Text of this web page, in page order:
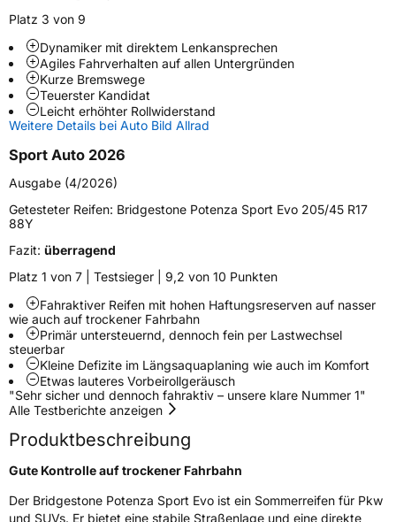
Weitere Eigenschaften
SchlauchtypTL
ZustandNeureifen
VerstärktXL
Elektro
EU Label
EffizienzD
NasshaftungA
Rollgeräusch (Klasse)B
Platz 3 von 9
Dynamiker mit direktem Lenkansprechen
Agiles Fahrverhalten auf allen Untergründen
Kurze Bremswege
Teuerster Kandidat
Leicht erhöhter Rollwiderstand
Weitere Details bei Auto Bild Allrad
Sport Auto 2026
Ausgabe (4/2026)
Getesteter Reifen: Bridgestone Potenza Sport Evo 205/45 R17
88Y
Fazit: überragend
Platz 1 von 7 | Testsieger | 9,2 von 10 Punkten
Fahraktiver Reifen mit hohen Haftungsreserven auf nasser
wie auch auf trockener Fahrbahn
Primär untersteuernd, dennoch fein per Lastwechsel
steuerbar
Kleine Defizite im Längsaquaplaning wie auch im Komfort
Etwas lauteres Vorbeirollgeräusch
"Sehr sicher und dennoch fahraktiv – unsere klare Nummer 1"
Alle Testberichte anzeigen
Produktbeschreibung
Gute Kontrolle auf trockener Fahrbahn
Der Bridgestone Potenza Sport Evo ist ein Sommerreifen für Pkw
und SUVs. Er bietet eine stabile Straßenlage und eine direkte